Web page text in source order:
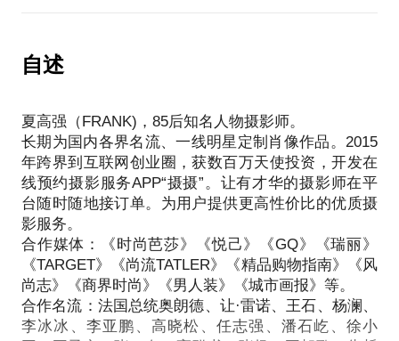
价值以最美的角度传递给更多的人群。让思想的传递
无需语言。
强、潘石屹、徐小平、王朝歌、徐冰、杨澜、周惟
彦、李亚鹏等等。
如果您影响过或正在影响更多的人；
如果您的事业体现了整个行业的价值；
如果您是以社会价值为使命的企业掌舵人；
如果您的周围有那些一直在为公益事业、为更为广泛
的群体价值默默付出爱和付诸行动的影响力人物……
请您联系我们，从我、从您、从摄摄、从全社会开
始， 让我们一起寻找并永远记住这些时时刻刻都在奉
献爱和关怀的人们！
自述
夏高强（FRANK)，85后知名人物摄影师。
长期为国内各界名流、一线明星定制肖像作品。2015
年跨界到互联网创业圈，获数百万天使投资，开发在
线预约摄影服务APP“摄摄”。让有才华的摄影师在平
台随时随地接订单。为用户提供更高性价比的优质摄
影服务。
合作媒体：《时尚芭莎》《悦己》《GQ》《瑞丽》
《TARGET》《尚流TATLER》《精品购物指南》《风
尚志》《商界时尚》《男人装》《城市画报》等。
合作名流：法国总统奥朗德、让·雷诺、王石、杨澜、
李冰冰、李亚鹏、高晓松、任志强、潘石屹、徐小